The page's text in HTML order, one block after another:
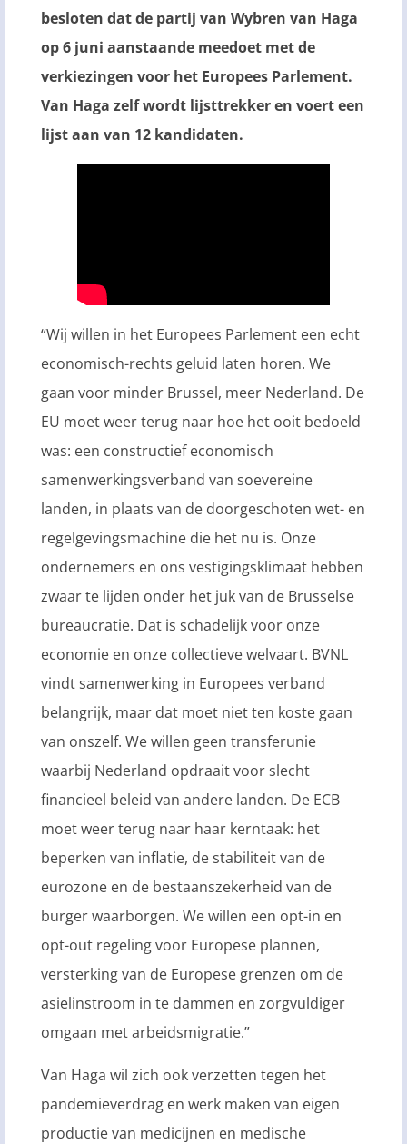
besloten dat de partij van Wybren van Haga
op 6 juni aanstaande meedoet met de
verkiezingen voor het Europees Parlement.
Van Haga zelf wordt lijsttrekker en voert een
lijst aan van 12 kandidaten.
“Wij willen in het Europees Parlement een echt
economisch-rechts geluid laten horen. We
gaan voor minder Brussel, meer Nederland. De
EU moet weer terug naar hoe het ooit bedoeld
was: een constructief economisch
samenwerkingsverband van soevereine
landen, in plaats van de doorgeschoten wet- en
regelgevingsmachine die het nu is. Onze
ondernemers en ons vestigingsklimaat hebben
zwaar te lijden onder het juk van de Brusselse
bureaucratie. Dat is schadelijk voor onze
economie en onze collectieve welvaart. BVNL
vindt samenwerking in Europees verband
belangrijk, maar dat moet niet ten koste gaan
van onszelf. We willen geen transferunie
waarbij Nederland opdraait voor slecht
financieel beleid van andere landen. De ECB
moet weer terug naar haar kerntaak: het
beperken van inflatie, de stabiliteit van de
eurozone en de bestaanszekerheid van de
burger waarborgen. We willen een opt-in en
opt-out regeling voor Europese plannen,
versterking van de Europese grenzen om de
asielinstroom in te dammen en zorgvuldiger
omgaan met arbeidsmigratie.”
Van Haga wil zich ook verzetten tegen het
pandemieverdrag en werk maken van eigen
productie van medicijnen en medische